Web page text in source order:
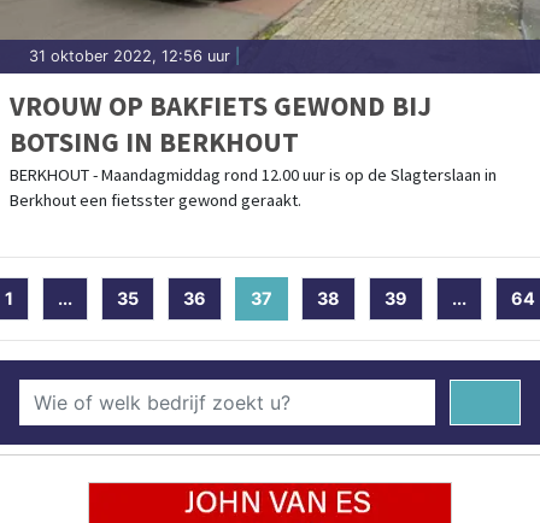
31 oktober 2022, 12:56 uur
VROUW OP BAKFIETS GEWOND BIJ
BOTSING IN BERKHOUT
BERKHOUT - Maandagmiddag rond 12.00 uur is op de Slagterslaan in
Berkhout een fietsster gewond geraakt.
1 ... 35 36 37 (current)
38 39 ... 64